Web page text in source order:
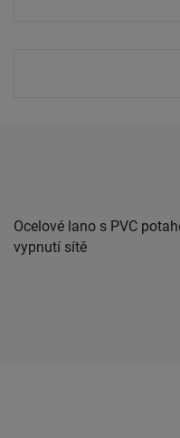
Ocelové lano s PVC
vypnutí sítě